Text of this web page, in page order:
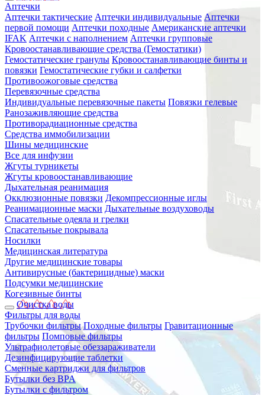
Аптечки
Аптечки тактические Аптечки индивидуальные Аптечки
первой помощи Аптечки походные Американские аптечки
IFAK Аптечки с наполнением Аптечки групповые
Кровоостанавливающие средства (Гемостатики)
Гемостатические гранулы Кровоостанавливающие бинты и
повязки Гемостатические губки и салфетки
Противоожоговые средства
Перевязочные средства
Индивидуальные перевязочные пакеты Повязки гелевые
Ранозаживляющие средства
Противорадиационные средства
Средства иммобилизации
Шины медицинские
Все для инфузии
Жгуты турникеты
Жгуты кровоостанавливающие
Дыхательная реанимация
Окклюзионные повязки Декомпрессионные иглы
Реанимационные маски Дыхательные воздуховоды
Спасательные одеяла и грелки
Спасательные покрывала
Носилки
Медицинская литература
Другие медицинские товары
Антивирусные (бактерицидные) маски
Подсумки медицинские
Когезивные бинты
Очистка воды
Фильтры для воды
Трубочки фильтры Походные фильтры Гравитационные
фильтры Помповые фильтры
Ультрафиолетовые обеззараживатели
Дезинфицирующие таблетки
Сменные картриджи для фильтров
Бутылки без BPA
Бутылки с фильтром